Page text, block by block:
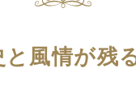
と風情が残